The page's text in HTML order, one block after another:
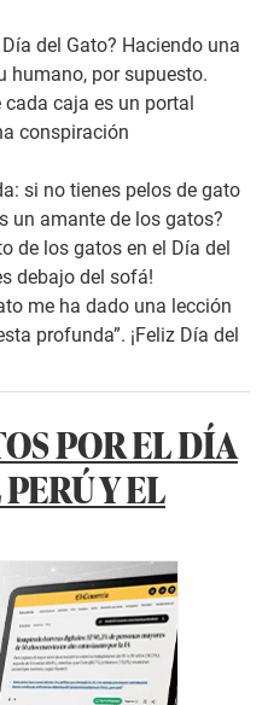
del Gato? Haciendo una
humano, por supuesto.
cada caja es un portal
conspiración
si no tienes pelos de gato
un amante de los gatos?
de los gatos en el Día del
debajo del sofá!
me ha dado una lección
profunda”. ¡Feliz Día del
POR EL DÍA
Y EL